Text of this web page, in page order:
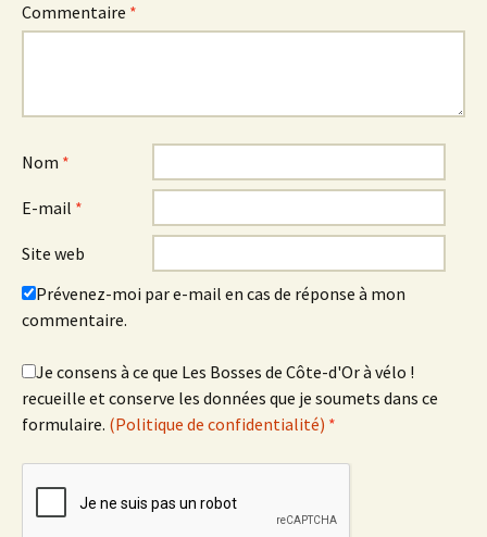
Commentaire *
Nom *
E-mail *
Site web
Prévenez-moi par e-mail en cas de réponse à mon
commentaire.
Je consens à ce que Les Bosses de Côte-d'Or à vélo !
recueille et conserve les données que je soumets dans ce
formulaire. (Politique de confidentialité) *